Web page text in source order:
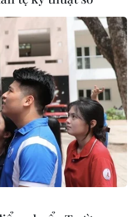
huynh
con cái
mở rộng